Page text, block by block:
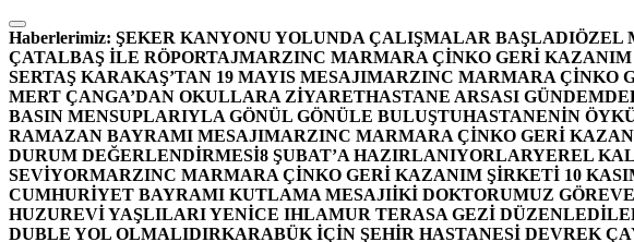
İçeriğe
atla
Haberlerimiz: ŞEKER KANYONU YOLUNDA ÇALIŞMALAR BAŞLADIÖZEL
ÇATALBAŞ İLE RÖPORTAJMARZINC MARMARA ÇİNKO GERİ
SERTAŞ KARAKAŞ’TAN 19 MAYIS MESAJIMARZINC MARMARA ÇİNKO
MERT ÇANGA’DAN OKULLARA ZİYARETHASTANE ARSASI
BASIN MENSUPLARIYLA GÖNÜL GÖNÜLE BULUŞTUHASTANENİN
RAMAZAN BAYRAMI MESAJIMARZINC MARMARA ÇİNKO GERİ
DURUM DEĞERLENDİRMESİ8 ŞUBAT’A HAZIRLANIYORLARYEREL
SEVİYORMARZINC MARMARA ÇİNKO GERİ KAZANIM ŞİRKETİ 10
CUMHURİYET BAYRAMI KUTLAMA MESAJIİKİ DOKTORUMUZ
HUZUREVİ YAŞLILARI YENİCE IHLAMUR TERASA GEZİ
DUBLE YOL OLMALIDIRKARABÜK İÇİN ŞEHİR HASTANESİ DEVREK